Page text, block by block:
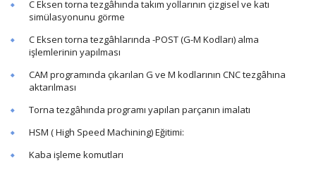
C Eksen torna tezgâhında takım yollarının çizgisel ve katı
simülasyonunu görme
C Eksen torna tezgâhlarında -POST (G-M Kodları) alma
işlemlerinin yapılması
CAM programında çıkarılan G ve M kodlarının CNC tezgâhına
aktarılması
Torna tezgâhında programı yapılan parçanın imalatı
HSM ( High Speed Machining) Eğitimi:
Kaba işleme komutları